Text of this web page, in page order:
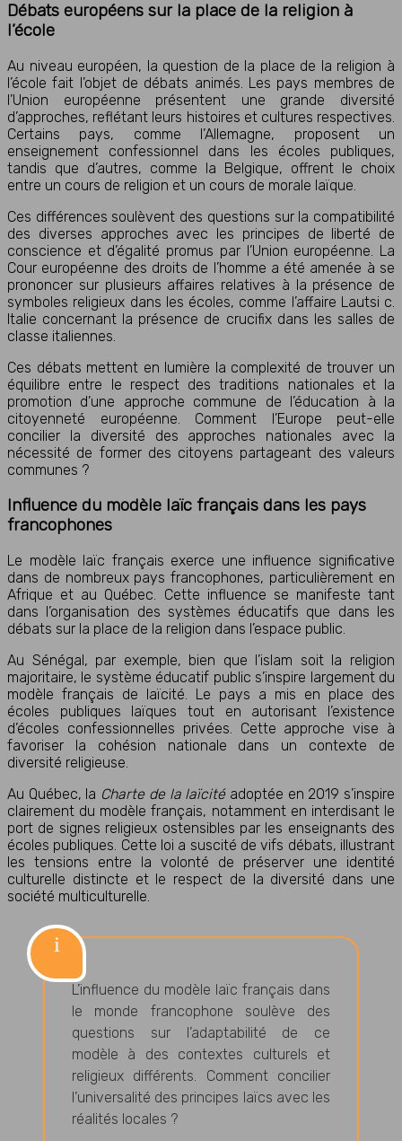
Débats européens sur la place de la religion à
l’école
Au niveau européen, la question de la place de la religion à
l’école fait l’objet de débats animés. Les pays membres de
l’Union européenne présentent une grande diversité
d’approches, reflétant leurs histoires et cultures respectives.
Certains pays, comme l’Allemagne, proposent un
enseignement confessionnel dans les écoles publiques,
tandis que d’autres, comme la Belgique, offrent le choix
entre un cours de religion et un cours de morale laïque.
Ces différences soulèvent des questions sur la compatibilité
des diverses approches avec les principes de liberté de
conscience et d’égalité promus par l’Union européenne. La
Cour européenne des droits de l’homme a été amenée à se
prononcer sur plusieurs affaires relatives à la présence de
symboles religieux dans les écoles, comme l’affaire Lautsi c.
Italie concernant la présence de crucifix dans les salles de
classe italiennes.
Ces débats mettent en lumière la complexité de trouver un
équilibre entre le respect des traditions nationales et la
promotion d’une approche commune de l’éducation à la
citoyenneté européenne. Comment l’Europe peut-elle
concilier la diversité des approches nationales avec la
nécessité de former des citoyens partageant des valeurs
communes ?
Influence du modèle laïc français dans les pays
francophones
Le modèle laïc français exerce une influence significative
dans de nombreux pays francophones, particulièrement en
Afrique et au Québec. Cette influence se manifeste tant
dans l’organisation des systèmes éducatifs que dans les
débats sur la place de la religion dans l’espace public.
Au Sénégal, par exemple, bien que l’islam soit la religion
majoritaire, le système éducatif public s’inspire largement du
modèle français de laïcité. Le pays a mis en place des
écoles publiques laïques tout en autorisant l’existence
d’écoles confessionnelles privées. Cette approche vise à
favoriser la cohésion nationale dans un contexte de
diversité religieuse.
Au Québec, la Charte de la laïcitéadoptée en 2019 s’inspire
clairement du modèle français, notamment en interdisant le
port de signes religieux ostensibles par les enseignants des
écoles publiques. Cette loi a suscité de vifs débats, illustrant
les tensions entre la volonté de préserver une identité
culturelle distincte et le respect de la diversité dans une
société multiculturelle.
L’influence du modèle laïc français dans
le monde francophone soulève des
questions sur l’adaptabilité de ce
modèle à des contextes culturels et
religieux différents. Comment concilier
l’universalité des principes laïcs avec les
réalités locales ?